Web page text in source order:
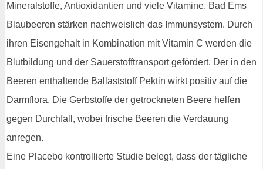
Mineralstoffe, Antioxidantien und viele Vitamine. Bad Ems
Blaubeeren stärken nachweislich das Immunsystem. Durch
ihren Eisengehalt in Kombination mit Vitamin C werden die
Blutbildung und der Sauerstofftransport gefördert. Der in den
Beeren enthaltende Ballaststoff Pektin wirkt positiv auf die
Darmflora. Die Gerbstoffe der getrockneten Beere helfen
gegen Durchfall, wobei frische Beeren die Verdauung
anregen.
Eine Placebo kontrollierte Studie belegt, dass der tägliche